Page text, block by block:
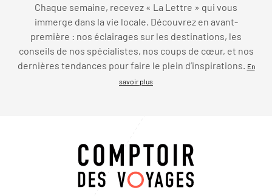
Chaque semaine, recevez « La Lettre » qui vous
immerge dans la vie locale. Découvrez en avant-
première : nos éclairages sur les destinations, les
conseils de nos spécialistes, nos coups de cœur, et nos
dernières tendances pour faire le plein d’inspirations.
En
savoir plus